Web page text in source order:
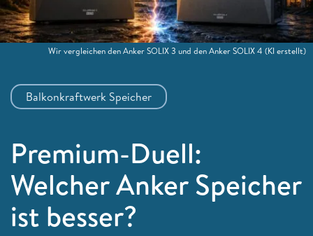
Balkonkraftwerk Speicher
Premium-Duell:
Welcher Anker Speicher
ist besser?
Wir vergleichen den Anker SOLIX 3 und den Anker SOLIX 4 (KI erstellt)